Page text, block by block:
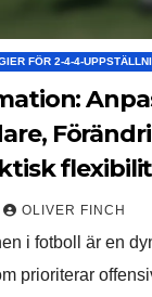
FÖR 2-4-4-
OLIVER FINCH
i fotboll är en
prioriterar